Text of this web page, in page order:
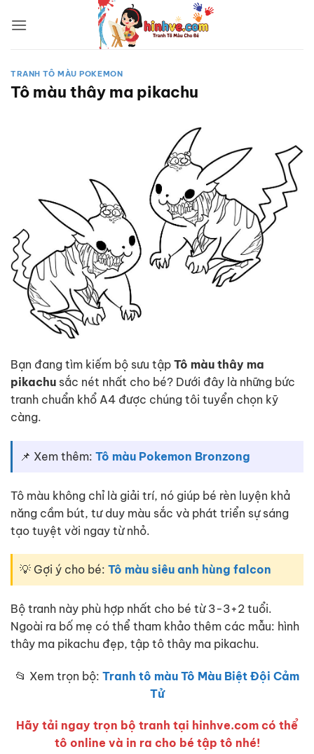
qua
TRANH TÔ MÀU POKEMON
Tô màu thây ma pikachu
Bạn đang tìm kiếm bộ sưu tập Tô màu thây ma
pikachu sắc nét nhất cho bé? Dưới đây là những bức
tranh chuẩn khổ A4 được chúng tôi tuyển chọn kỹ
càng.
📌 Xem thêm: Tô màu Pokemon Bronzong
Tô màu không chỉ là giải trí, nó giúp bé rèn luyện khả
năng cầm bút, tư duy màu sắc và phát triển sự sáng
tạo tuyệt vời ngay từ nhỏ.
💡 Gợi ý cho bé: Tô màu siêu anh hùng falcon
Bộ tranh này phù hợp nhất cho bé từ 3-3+2 tuổi.
Ngoài ra bố mẹ có thể tham khảo thêm các mẫu: hình
thây ma pikachu đẹp, tập tô thây ma pikachu.
📂 Xem trọn bộ: Tranh tô màu Tô Màu Biệt Đội Cảm
Tử
Hãy tải ngay trọn bộ tranh tại hinhve.com có thể
tô online và in ra cho bé tập tô nhé!